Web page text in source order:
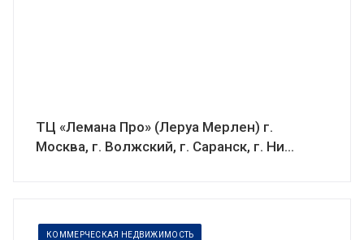
ТЦ «Лемана Про» (Леруа Мерлен) г.
Москва, г. Волжский, г. Саранск, г. Ни...
КОММЕРЧЕСКАЯ НЕДВИЖИМОСТЬ